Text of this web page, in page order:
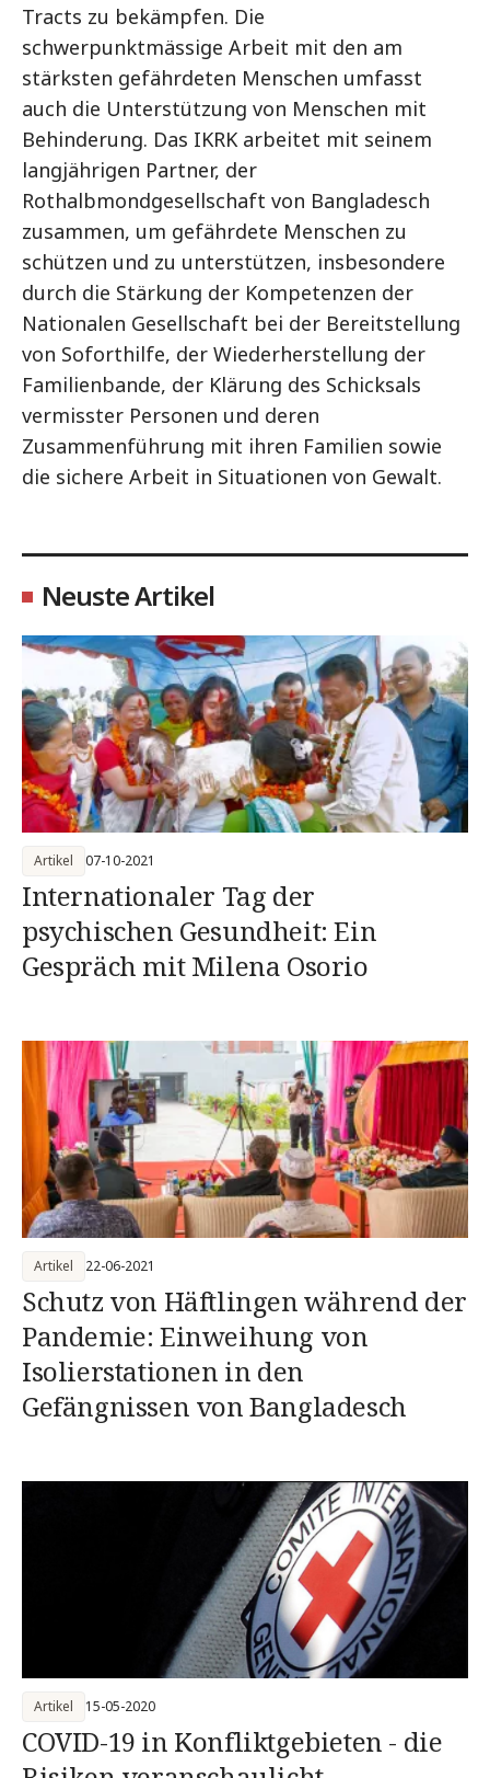
Tracts zu bekämpfen. Die
schwerpunktmässige Arbeit mit den am
stärksten gefährdeten Menschen umfasst
auch die Unterstützung von Menschen mit
Behinderung. Das IKRK arbeitet mit seinem
langjährigen Partner, der
Rothalbmondgesellschaft von Bangladesch
zusammen, um gefährdete Menschen zu
schützen und zu unterstützen, insbesondere
durch die Stärkung der Kompetenzen der
Nationalen Gesellschaft bei der Bereitstellung
von Soforthilfe, der Wiederherstellung der
Familienbande, der Klärung des Schicksals
vermisster Personen und deren
Zusammenführung mit ihren Familien sowie
die sichere Arbeit in Situationen von Gewalt.
Neuste Artikel
Internationaler Tag der
psychischen Gesundheit: Ein
Gespräch mit Milena Osorio
Artikel 07-10-2021
Schutz von Häftlingen während der
Pandemie: Einweihung von
Isolierstationen in den
Gefängnissen von Bangladesch
Artikel 22-06-2021
COVID-19 in Konfliktgebieten - die
Artikel 15-05-2020